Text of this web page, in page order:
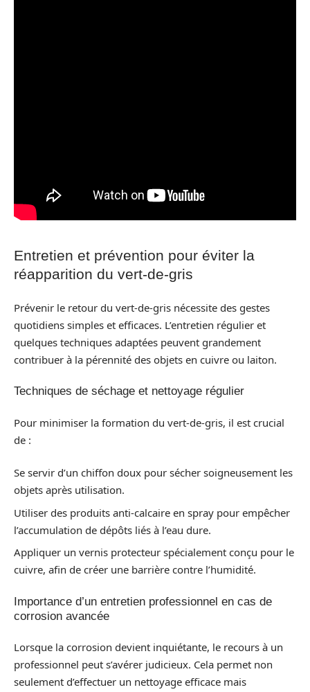
Entretien et prévention pour éviter la
réapparition du vert-de-gris
Prévenir le retour du vert-de-gris nécessite des gestes
quotidiens simples et efficaces. L’entretien régulier et
quelques techniques adaptées peuvent grandement
contribuer à la pérennité des objets en cuivre ou laiton.
Techniques de séchage et nettoyage régulier
Pour minimiser la formation du vert-de-gris, il est crucial
de :
Se servir d’un chiffon doux pour sécher soigneusement les
objets après utilisation.
Utiliser des produits anti-calcaire en spray pour empêcher
l’accumulation de dépôts liés à l’eau dure.
Appliquer un vernis protecteur spécialement conçu pour le
cuivre, afin de créer une barrière contre l’humidité.
Importance d’un entretien professionnel en cas de
corrosion avancée
Lorsque la corrosion devient inquiétante, le recours à un
professionnel peut s’avérer judicieux. Cela permet non
seulement d’effectuer un nettoyage efficace mais